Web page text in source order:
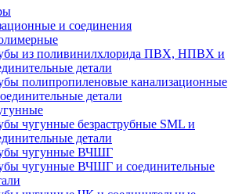
и соединения
из поливинилхлорида ПВХ, НПВХ и
детали
полипропиленовые канализационные
детали
чугунные безраструбные SML и
детали
чугунные ВЧШГ
чугунные ВЧШГ и соединительные